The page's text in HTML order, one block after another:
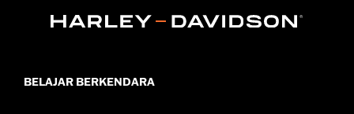
BELAJAR BERKENDARA